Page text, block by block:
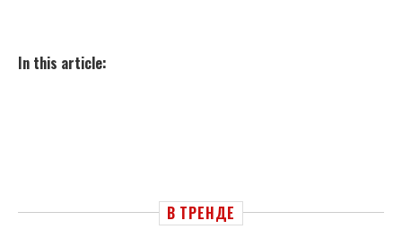
In this article:
В ТРЕНДЕ